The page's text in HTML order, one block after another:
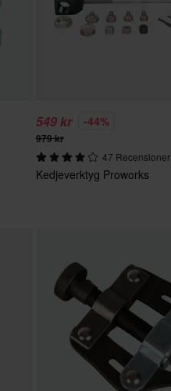
549 kr -44%
979 kr
47 Recensioner
Kedjeverktyg Proworks